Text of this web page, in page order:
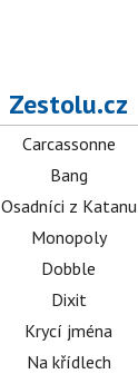
Zestolu.cz
Carcassonne
Bang
Osadníci z Katanu
Monopoly
Dobble
Dixit
Krycí jména
Na křídlech